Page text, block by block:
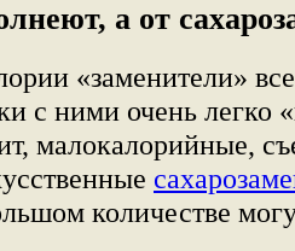
а от
«заменители»
с ними очень легко
малокалорийные,
количестве